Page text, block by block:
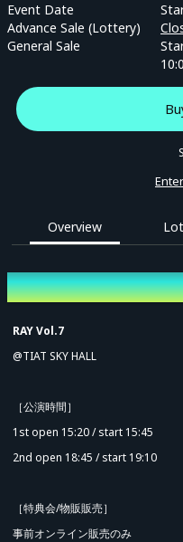
Event Date
Advance Sale (Lottery)
General Sale
Overview
Overview
RAY Vol.7
@TIAT SKY HALL
［公演時間］
1st open 15:20 / start 15:45
2nd open 18:45 / start 19:10
［特典会/物販販売］
事前オンライン販売のみ